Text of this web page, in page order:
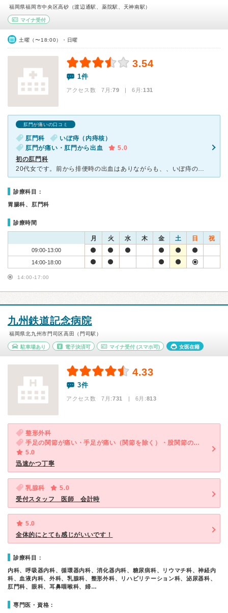
福岡県福岡市中央区高砂（渡辺通駅、薬院駅、天神南駅）
マイナ受付
土曜（〜18:00）・日曜
3.54
1件
アクセス数 7月:79 | 6月:131
肛門が痛いの口コミ
肛門科
いぼ痔（内痔核）
肛門が痛い・肛門から出血
5.0
初の肛門科
20代女です。前から排便時の出血はありながらも、、いぼ痔のようなものが出るけどすぐ引っ込むような症状もありながらも、、病院に行く気にもならず放置。 ある日、小指の第１関節くらいの大きないぼが出てしま
診療科目：
胃腸科、肛門科
診療時間
月 火 水 木 金 土 日 祝
09:00-13:00
14:00-18:00
14:00-17:00
九州鉄道記念病院
福岡県北九州市門司区高田（門司駅）
駐車場あり 電子決済可 マイナ受付 (スマホ可) 女医在籍
4.33
3件
アクセス数 7月:731 | 6月:813
整形外科
手足の関節が痛い・手足が痛い（関節を除く）・股関節の痛み
5.0
迅速かつ丁寧
乳腺科
5.0
受付スタッフ 医師 会計時
5.0
全体的にとても感じがいいです！
診療科目：
内科、呼吸器内科、循環器内科、消化器内科、糖尿病科、リウマチ科、神経内
科、血液内科、外科、乳腺科、整形外科、リハビリテーション科、泌尿器科、
肛門科、眼科、耳鼻咽喉科、婦…
専門医・資格：